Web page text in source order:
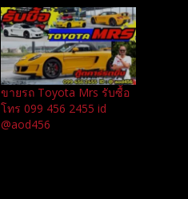
ขายรถ Toyota Mrs รับซื้อ
โทร 099 456 2455 id
@aod456